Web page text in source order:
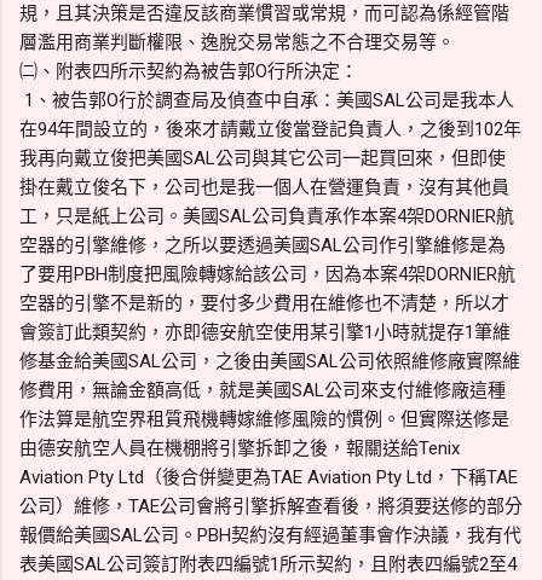
規，且其決策是否違反該商業慣習或常規，而可認為係經管階
層濫用商業判斷權限、逸脫交易常態之不合理交易等。
㈡、附表四所示契約為被告郭O行所決定：
1、被告郭O行於調查局及偵查中自承：美國SAL公司是我本人
在94年間設立的，後來才請戴立俊當登記負責人，之後到102年
我再向戴立俊把美國SAL公司與其它公司一起買回來，但即使
掛在戴立俊名下，公司也是我一個人在營運負責，沒有其他員
工，只是紙上公司。美國SAL公司負責承作本案4架DORNIER航
空器的引擎維修，之所以要透過美國SAL公司作引擎維修是為
了要用PBH制度把風險轉嫁給該公司，因為本案4架DORNIER航
空器的引擎不是新的，要付多少費用在維修也不清楚，所以才
會簽訂此類契約，亦即德安航空使用某引擎1小時就提存1筆維
修基金給美國SAL公司，之後由美國SAL公司依照維修廠實際維
修費用，無論金額高低，就是美國SAL公司來支付維修廠這種
作法算是航空界租質飛機轉嫁維修風險的慣例。但實際送修是
由德安航空人員在機棚將引擎拆卸之後，報關送給Tenix
Aviation Pty Ltd（後合併變更為TAE Aviation Pty Ltd，下稱TAE
公司）維修，TAE公司會將引擎拆解查看後，將須要送修的部分
報價給美國SAL公司。PBH契約沒有經過董事會作決議，我有代
表美國SAL公司簽訂附表四編號1所示契約，且附表四編號2至4